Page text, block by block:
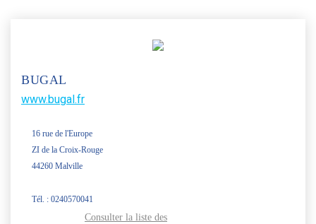
BUGAL
www.bugal.fr
16 rue de l'Europe
ZI de la Croix-Rouge
44260 Malville
Tél. : 0240570041
Consulter la liste des